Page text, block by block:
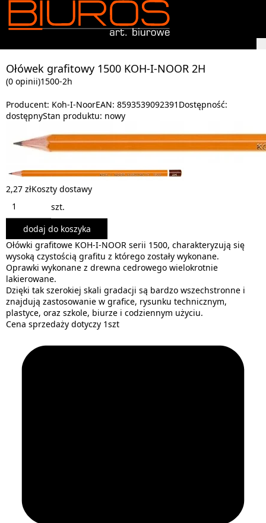
Ołówek grafitowy 1500 KOH-I-NOOR 2H
(0 opinii)1500-2h
Producent: Koh-I-NoorEAN: 8593539092391 Dostępność:
dostępnyStan produktu: nowy
2,27 złKoszty dostawy
szt.
dodaj do koszyka
Ołówki grafitowe KOH-I-NOOR serii 1500, charakteryzują się
wysoką czystością grafitu z którego zostały wykonane.
Oprawki wykonane z drewna cedrowego wielokrotnie
lakierowane.
Dzięki tak szerokiej skali gradacji są bardzo wszechstronne i
znajdują zastosowanie w grafice, rysunku technicznym,
plastyce, oraz szkole, biurze i codziennym użyciu.
Cena sprzedaży dotyczy 1szt